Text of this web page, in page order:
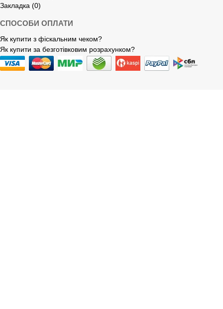
Закладка (0)
СПОСОБИ ОПЛАТИ
Як купити з фіскальним чеком?
Як купити за безготівковим розрахунком?